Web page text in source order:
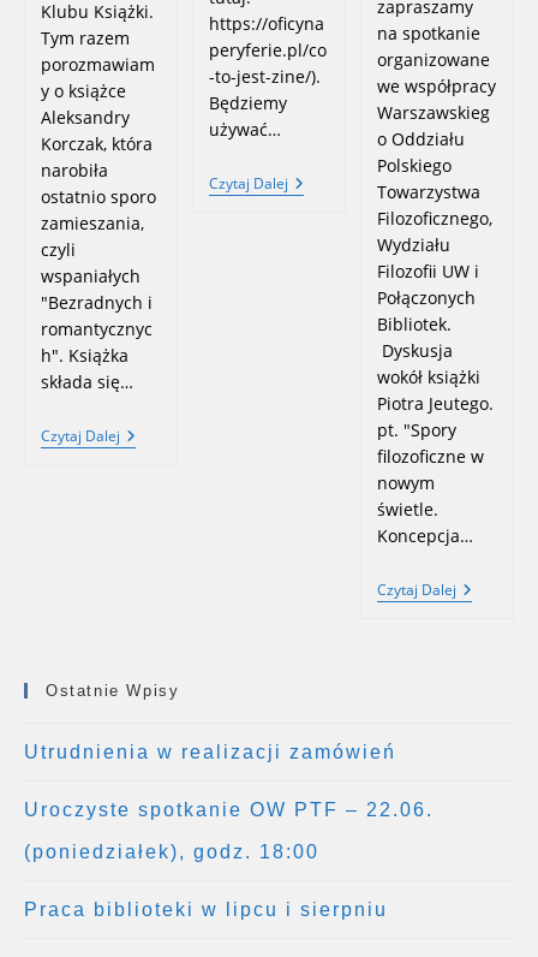
Klubu Książki.
Tym razem
porozmawiam
y o książce
Aleksandry
Korczak, która
narobiła
ostatnio sporo
zamieszania,
czyli
wspaniałych
"Bezradnych i
romantycznyc
h". Książka
składa się…
Czytaj DalejDyskusyjnie
Połączony
https://oficyna
peryferie.pl/co
-to-jest-zine/).
Będziemy
używać…
Czytaj DalejWarsztaty
Zinowe
zapraszamy
na spotkanie
organizowane
we współpracy
Warszawskieg
o Oddziału
Polskiego
Towarzystwa
Filozoficznego,
Wydziału
Filozofii UW i
Połączonych
Bibliotek.
Dyskusja
wokół książki
Piotra Jeutego.
pt. "Spory
filozoficzne w
nowym
świetle.
Koncepcja…
Czytaj DalejSpotkanie
Wokół
Ostatnie Wpisy
Utrudnienia w realizacji zamówień
Uroczyste spotkanie OW PTF – 22.06.
(poniedziałek), godz. 18:00
Praca biblioteki w lipcu i sierpniu